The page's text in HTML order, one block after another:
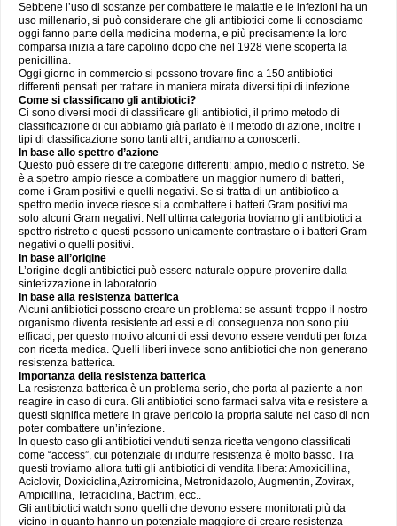
Sebbene l’uso di sostanze per combattere le malattie e le infezioni ha un
uso millenario, si può considerare che gli antibiotici come li conosciamo
oggi fanno parte della medicina moderna, e più precisamente la loro
comparsa inizia a fare capolino dopo che nel 1928 viene scoperta la
penicillina.
Oggi giorno in commercio si possono trovare fino a 150 antibiotici
differenti pensati per trattare in maniera mirata diversi tipi di infezione.
Come si classificano gli antibiotici?
Ci sono diversi modi di classificare gli antibiotici, il primo metodo di
classificazione di cui abbiamo già parlato è il metodo di azione, inoltre i
tipi di classificazione sono tanti altri, andiamo a conoscerli:
In base allo spettro d’azione
Questo può essere di tre categorie differenti: ampio, medio o ristretto. Se
è a spettro ampio riesce a combattere un maggior numero di batteri,
come i Gram positivi e quelli negativi. Se si tratta di un antibiotico a
spettro medio invece riesce sì a combattere i batteri Gram positivi ma
solo alcuni Gram negativi. Nell’ultima categoria troviamo gli antibiotici a
spettro ristretto e questi possono unicamente contrastare o i batteri Gram
negativi o quelli positivi.
In base all’origine
L’origine degli antibiotici può essere naturale oppure provenire dalla
sintetizzazione in laboratorio.
In base alla resistenza batterica
Alcuni antibiotici possono creare un problema: se assunti troppo il nostro
organismo diventa resistente ad essi e di conseguenza non sono più
efficaci, per questo motivo alcuni di essi devono essere venduti per forza
con ricetta medica. Quelli liberi invece sono antibiotici che non generano
resistenza batterica.
Importanza della resistenza batterica
La resistenza batterica è un problema serio, che porta al paziente a non
reagire in caso di cura. Gli antibiotici sono farmaci salva vita e resistere a
questi significa mettere in grave pericolo la propria salute nel caso di non
poter combattere un’infezione.
In questo caso gli antibiotici venduti senza ricetta vengono classificati
come “access”, cui potenziale di indurre resistenza è molto basso. Tra
questi troviamo allora tutti gli antibiotici di vendita libera: Amoxicillina,
Aciclovir, Doxiciclina,Azitromicina, Metronidazolo, Augmentin, Zovirax,
Ampicillina, Tetraciclina, Bactrim, ecc..
Gli antibiotici watch sono quelli che devono essere monitorati più da
vicino in quanto hanno un potenziale maggiore di creare resistenza